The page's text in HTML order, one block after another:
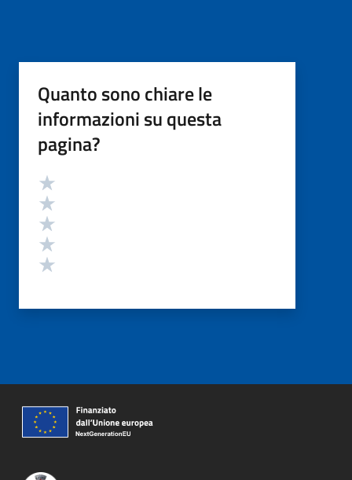
Quanto sono chiare le
informazioni su questa
pagina?
Valutazione